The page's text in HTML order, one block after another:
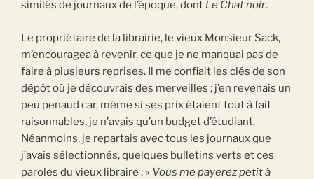
similés de journaux de l’époque, dont Le Chat noir.
Le propriétaire de la librairie, le vieux Monsieur Sack,
m’encouragea à revenir, ce que je ne manquai pas de
faire à plusieurs reprises. Il me confiait les clés de son
dépôt où je découvrais des merveilles ; j’en revenais un
peu penaud car, même si ses prix étaient tout à fait
raisonnables, je n’avais qu’un budget d’étudiant.
Néanmoins, je repartais avec tous les journaux que
j’avais sélectionnés, quelques bulletins verts et ces
paroles du vieux libraire :« Vous me payerez petit à